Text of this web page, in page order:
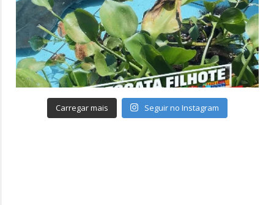
Carregar mais Seguir no Instagram